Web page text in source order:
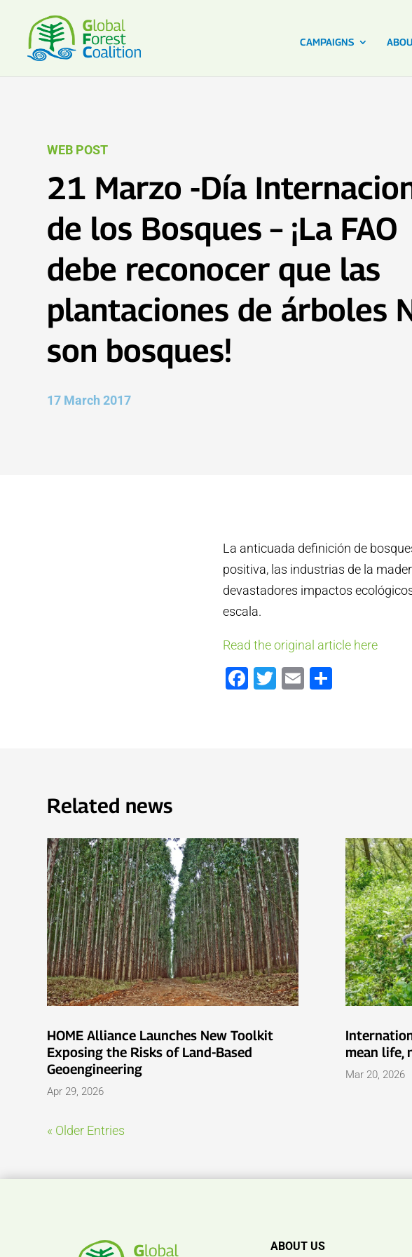
CAMPAIGNS
WEB POST
21 Marzo -Día
de los Bosques – ¡La FAO
debe reconocer que las
plantaciones de árboles
son bosques!
17 March 2017
La anticuada definición de
positiva, las industrias de la
devastadores impactos
escala.
Read the original article here
Facebook
Twitter
Email
Related news
HOME Alliance Launches New Toolkit
Exposing the Risks of Land-Based
Geoengineering
Apr 29, 2026
mean life,
Mar 20, 2026
« Older Entries
ABOUT US